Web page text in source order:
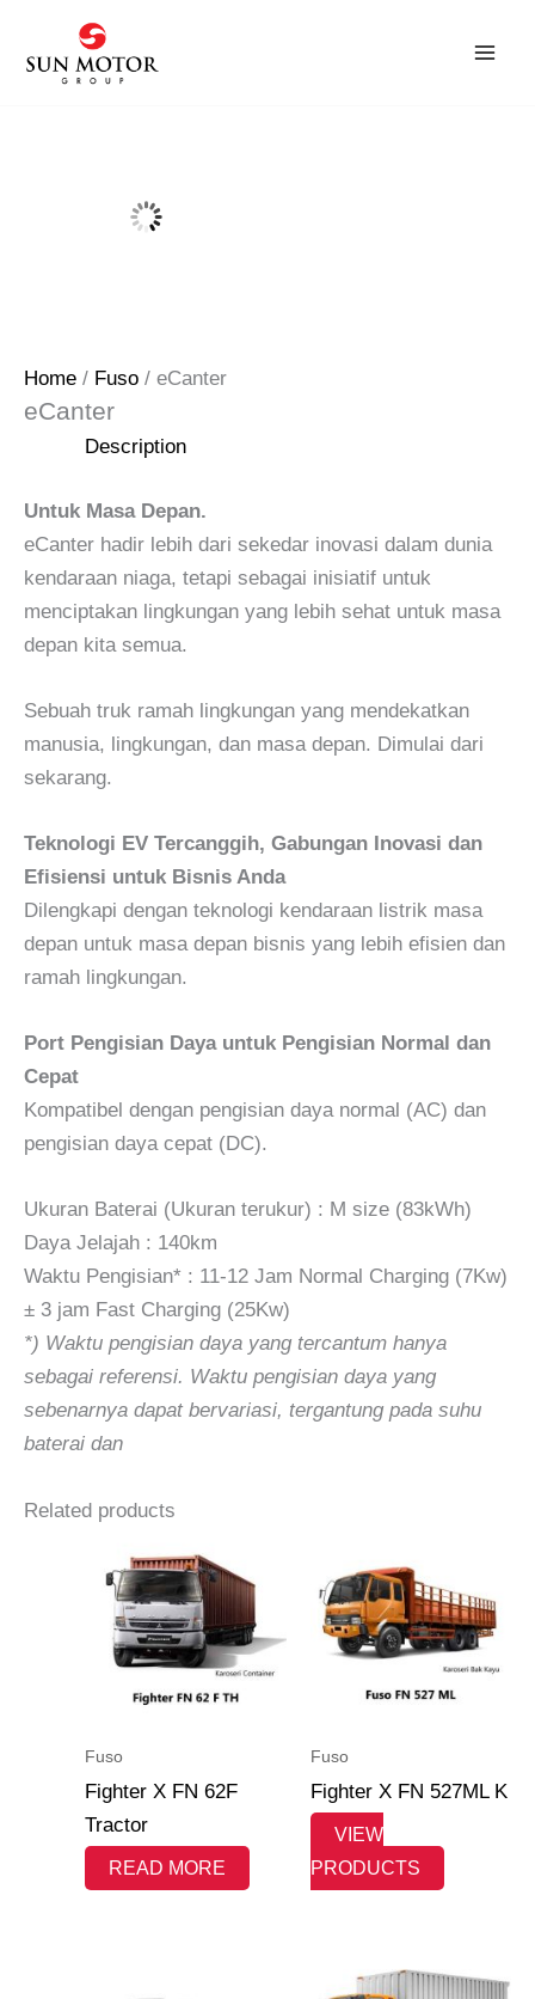
content
Home / Fuso / eCanter
eCanter
Description
Untuk Masa Depan.
eCanter hadir lebih dari sekedar inovasi dalam dunia
kendaraan niaga, tetapi sebagai inisiatif untuk
menciptakan lingkungan yang lebih sehat untuk masa
depan kita semua.
Sebuah truk ramah lingkungan yang mendekatkan
manusia, lingkungan, dan masa depan. Dimulai dari
sekarang.
Teknologi EV Tercanggih, Gabungan Inovasi dan
Efisiensi untuk Bisnis Anda
Dilengkapi dengan teknologi kendaraan listrik masa
depan untuk masa depan bisnis yang lebih efisien dan
ramah lingkungan.
Port Pengisian Daya untuk Pengisian Normal dan
Cepat
Kompatibel dengan pengisian daya normal (AC) dan
pengisian daya cepat (DC).
Ukuran Baterai (Ukuran terukur) : M size (83kWh)
Daya Jelajah : 140km
Waktu Pengisian* : 11-12 Jam Normal Charging (7Kw)
± 3 jam Fast Charging (25Kw)
*) Waktu pengisian daya yang tercantum hanya
sebagai referensi. Waktu pengisian daya yang
sebenarnya dapat bervariasi, tergantung pada suhu
baterai dan
Related products
Fuso
Fighter X FN 62F
Tractor
READ MORE
Fuso
Fighter X FN 527ML K
VIEW
PRODUCTS